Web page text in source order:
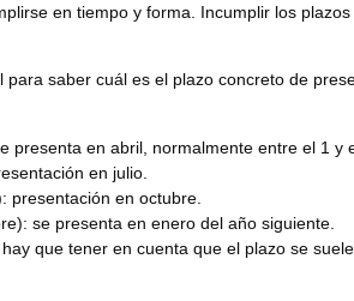
en tiempo y forma . Incumplir los
para saber cuál es el plazo concreto de
presenta en abril, normalmente entre el 1 y
en julio.
presentación en octubre.
se presenta en enero del año siguiente.
que tener en cuenta que el plazo se